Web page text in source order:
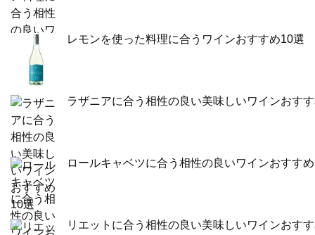
レモンを使った料理に合うワインおすすめ10選
ラザニアに合う相性の良い美味しいワインおす
ロールキャベツに合う相性の良いワインおすす
リエットに合う相性の良い美味しいワインおす